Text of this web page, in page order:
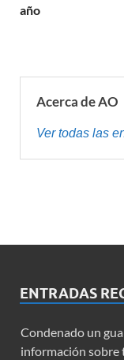
año
Acerca de AO
Ver todas las
ENTRADAS
Condenado un
información sobre